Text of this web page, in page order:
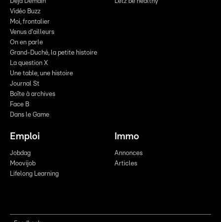
Déjà Demain
Vidéo Buzz
Moi, frontalier
Venus d'ailleurs
On en parle
Grand-Duché, la petite histoire
La question X
Une table, une histoire
Journal St
Boîte à archives
Face B
Dans le Game
Letz be healthy
Emploi
Jobdag
Moovijob
Lifelong Learning
Immo
Annonces
Articles